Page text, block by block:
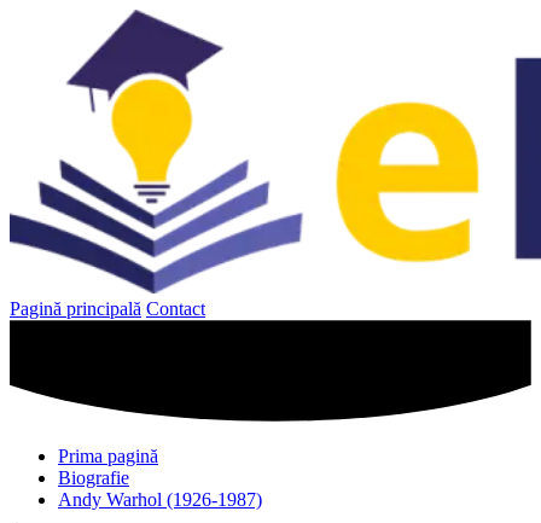
Pagină principală Contact
Prima pagină
Biografie
Andy Warhol (1926-1987)